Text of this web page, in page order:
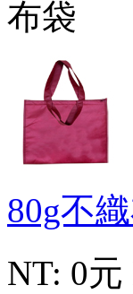
80g不
NT: 0元